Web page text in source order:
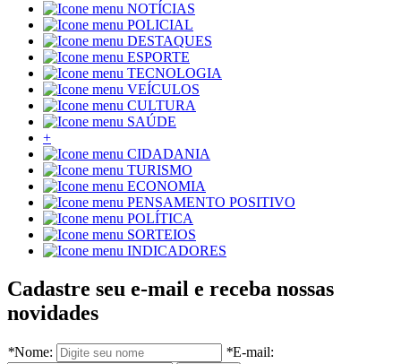
NOTÍCIAS
POLICIAL
DESTAQUES
ESPORTE
TECNOLOGIA
VEÍCULOS
CULTURA
SAÚDE
+
CIDADANIA
TURISMO
ECONOMIA
PENSAMENTO POSITIVO
POLÍTICA
SORTEIOS
INDICADORES
Cadastre seu e-mail e receba nossas
novidades
*Nome: *E-mail: